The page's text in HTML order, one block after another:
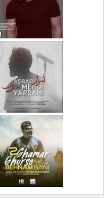
دانلود آهنگ جدید رضا
بهرام بنام نگار
دانلود آهنگ جدید مهدی
یراحی بنام اسرار